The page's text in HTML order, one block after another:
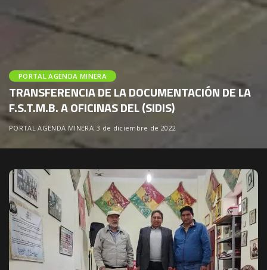
PORTAL AGENDA MINERA
TRANSFERENCIA DE LA DOCUMENTACIÓN DE LA
F.S.T.M.B. A OFICINAS DEL (SIDIS)
PORTAL AGENDA MINERA 3 de diciembre de 2022